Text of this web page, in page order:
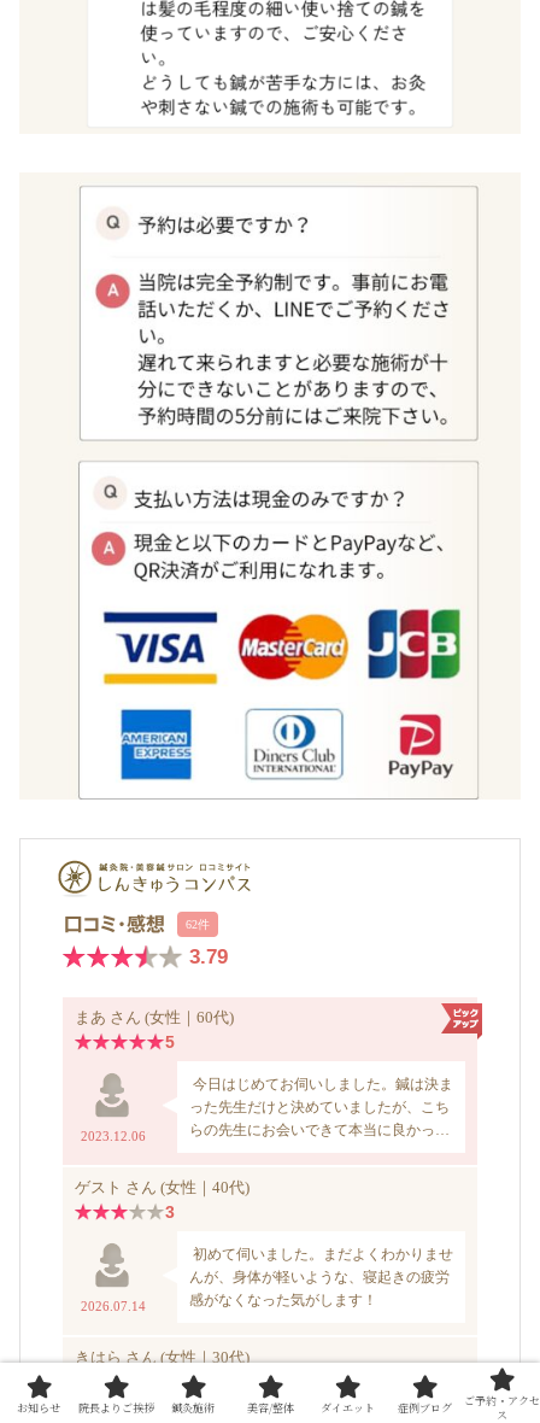
お知らせ 院長よりご挨拶 鍼灸施術 美容/整体 ダイエット 症例ブログ
ご予約・アクセ
ス